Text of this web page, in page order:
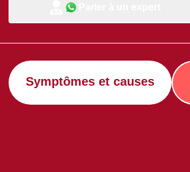
Symptômes et causes